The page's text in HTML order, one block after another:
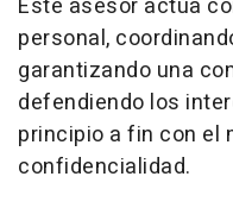
Este asesor actúa
personal,
garantizando una
defendiendo los
principio a fin con el
confidencialidad.